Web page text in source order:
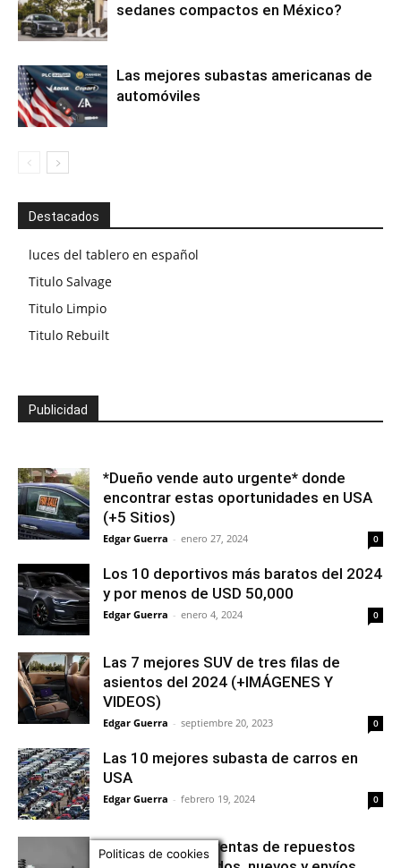
sedanes compactos en México?
Las mejores subastas americanas de
automóviles
Destacados
luces del tablero en español
Titulo Salvage
Titulo Limpio
Titulo Rebuilt
Publicidad
*Dueño vende auto urgente* donde
encontrar estas oportunidades en USA
(+5 Sitios)
Edgar Guerra - enero 27, 2024 0
Los 10 deportivos más baratos del 2024
y por menos de USD 50,000
Edgar Guerra - enero 4, 2024 0
Las 7 mejores SUV de tres filas de
asientos del 2024 (+IMÁGENES Y
VIDEOS)
Edgar Guerra - septiembre 20, 2023 0
Las 10 mejores subasta de carros en
USA
Edgar Guerra - febrero 19, 2024 0
USA: mejores 7 ventas de repuestos
Politicas de cookies